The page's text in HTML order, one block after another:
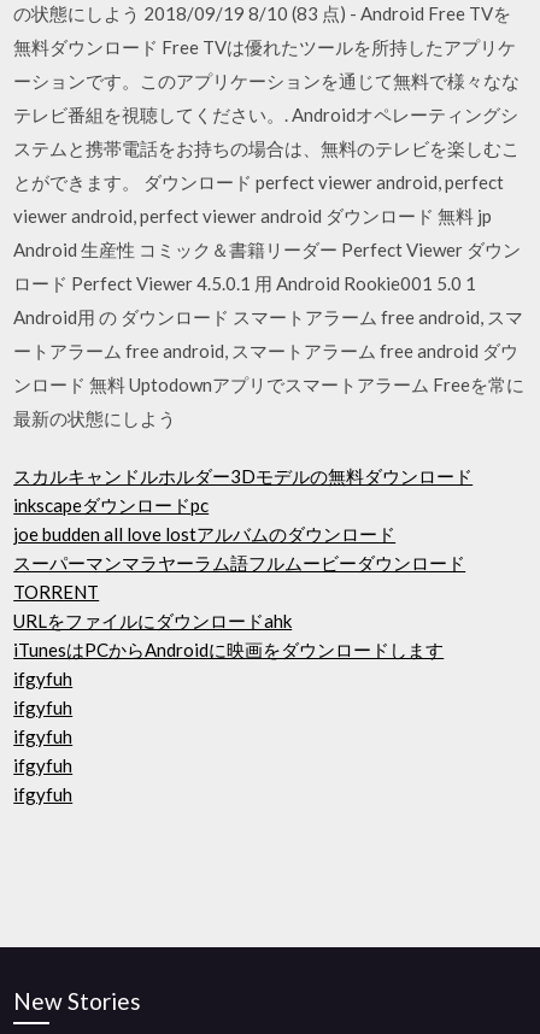
の状態にしよう 2018/09/19 8/10 (83 点) - Android Free TVを
無料ダウンロード Free TVは優れたツールを所持したアプリケ
ーションです。このアプリケーションを通じて無料で様々なな
テレビ番組を視聴してください。. Androidオペレーティングシ
ステムと携帯電話をお持ちの場合は、無料のテレビを楽しむこ
とができます。 ダウンロード perfect viewer android, perfect
viewer android, perfect viewer android ダウンロード 無料 jp
Android 生産性 コミック＆書籍リーダー Perfect Viewer ダウン
ロード Perfect Viewer 4.5.0.1 用 Android Rookie001 5.0 1
Android用 の ダウンロード スマートアラーム free android, スマ
ートアラーム free android, スマートアラーム free android ダウ
ンロード 無料 Uptodownアプリでスマートアラーム Freeを常に
最新の状態にしよう
スカルキャンドルホルダー3Dモデルの無料ダウンロード
inkscapeダウンロードpc
joe budden all love lostアルバムのダウンロード
スーパーマンマラヤーラム語フルムービーダウンロード
TORRENT
URLをファイルにダウンロードahk
iTunesはPCからAndroidに映画をダウンロードします
ifgyfuh
ifgyfuh
ifgyfuh
ifgyfuh
ifgyfuh
New Stories